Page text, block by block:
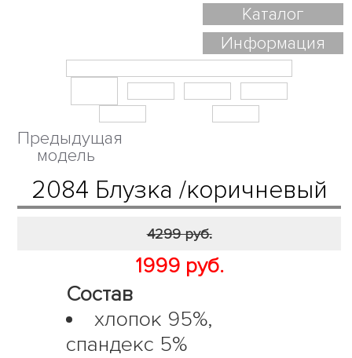
Каталог
Информация
Предыдущая
модель
2084 Блузка /коричневый
4299 руб.
1999 руб.
Состав
хлопок 95%,
спандекс 5%